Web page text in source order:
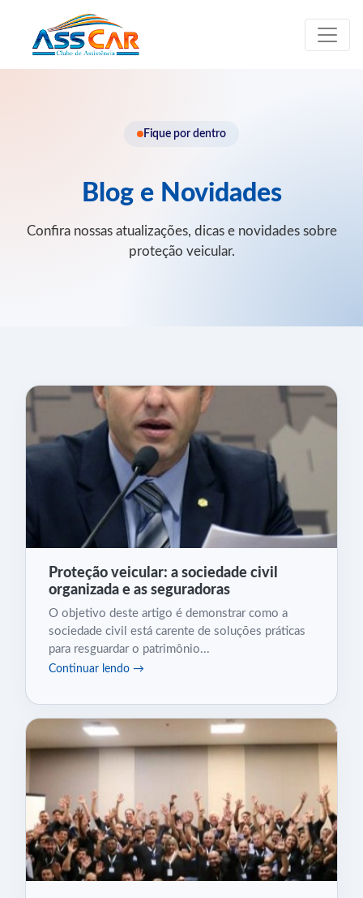
Fique por dentro
Blog e Novidades
Confira nossas atualizações, dicas e novidades sobre
proteção veicular.
Proteção veicular: a sociedade civil
organizada e as seguradoras
O objetivo deste artigo é demonstrar como a
sociedade civil está carente de soluções práticas
para resguardar o patrimônio...
Continuar lendo →